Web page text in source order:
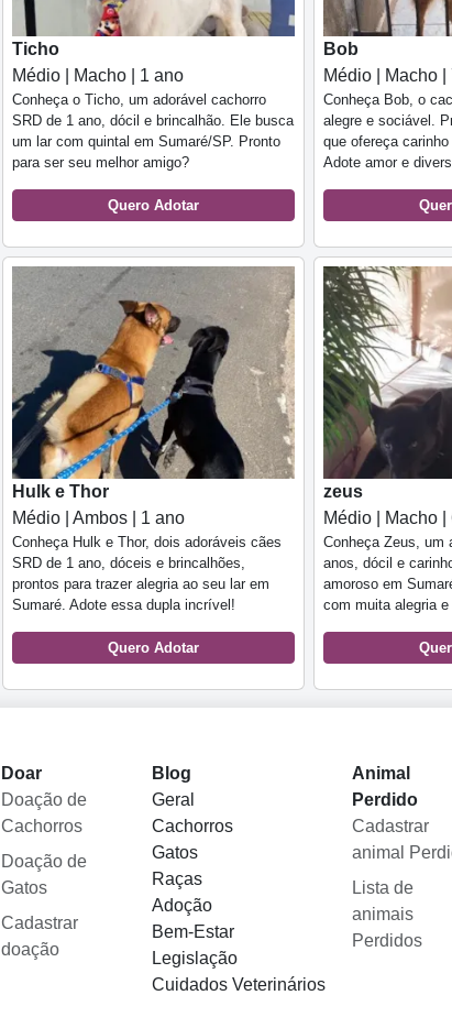
Ticho
Médio | Macho | 1 ano
Conheça o Ticho, um adorável cachorro
SRD de 1 ano, dócil e brincalhão. Ele busca
um lar com quintal em Sumaré/SP. Pronto
para ser seu melhor amigo?
Quero Adotar
Bob
Médio | Macho
Conheça Bob, o
alegre e sociável.
que ofereça
Adote amor e
Hulk e Thor
Médio | Ambos | 1 ano
Conheça Hulk e Thor, dois adoráveis cães
SRD de 1 ano, dóceis e brincalhões,
prontos para trazer alegria ao seu lar em
Sumaré. Adote essa dupla incrível!
Quero Adotar
zeus
Médio | Macho
Conheça Zeus, um
anos, dócil e
amoroso em
com muita alegria e
Doar
Doação de
Cachorros
Doação de
Gatos
Cadastrar
doação
Blog
Geral
Cachorros
Gatos
Raças
Adoção
Bem-Estar
Legislação
Cuidados Veterinários
Animal
Perdido
Cadastrar
animal
Lista de
animais
Perdidos